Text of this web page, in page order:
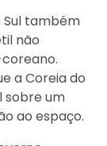
Sul também
não
a Coreia do
sobre um
ao espaço.